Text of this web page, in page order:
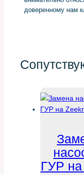
доверенному нам
ГУР